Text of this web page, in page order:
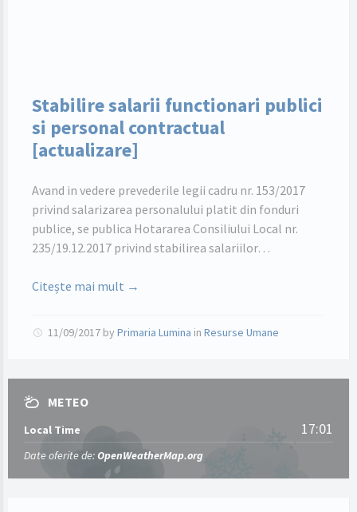
Stabilire salarii functionari publici
si personal contractual
[actualizare]
Avand in vedere prevederile legii cadru nr. 153/2017
privind salarizarea personalului platit din fonduri
publice, se publica Hotararea Consiliului Local nr.
235/19.12.2017 privind stabilirea salariilor…
Citește mai mult →
11/09/2017 by Primaria Lumina in Resurse Umane
METEO
Local Time 17:01
Date oferite de: OpenWeatherMap.org